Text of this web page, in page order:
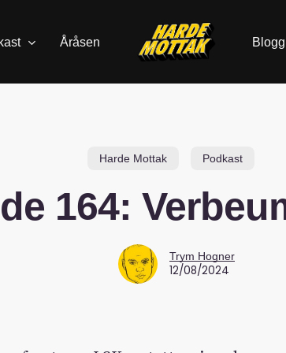
Åråsen Blogg
Harde Mottak Podkast
164:
Trym Hogner
12/08/2024